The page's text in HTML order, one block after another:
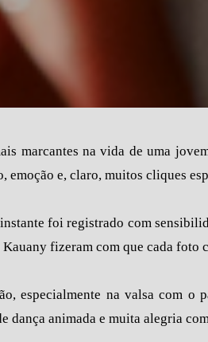
marcantes na vida de uma
e, claro, muitos cliques
foi registrado com
fizeram com que cada foto
especialmente na valsa com o
dança animada e muita alegria